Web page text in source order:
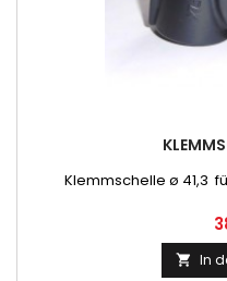
Klemmschelle ø 41,3
 In